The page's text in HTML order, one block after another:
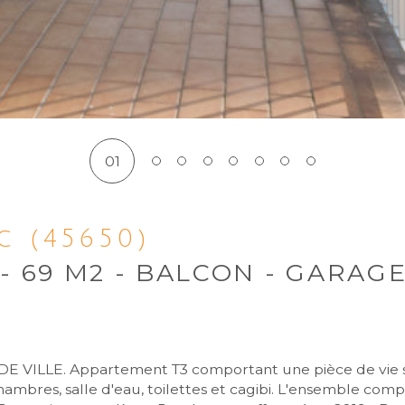
01
(45650)
69 M2 - BALCON -
salle d'eau, toilettes et cagibi. L'ensemble